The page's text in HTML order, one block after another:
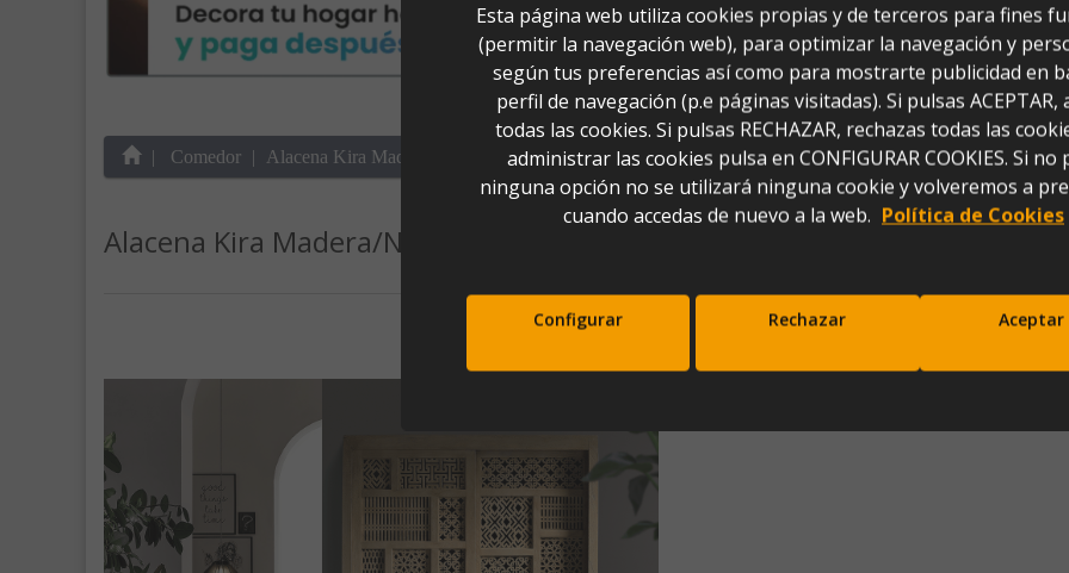
Comedor Alacena Kira Madera/Natural 2 Puertas (140x40x170)
Alacena Kira Madera/Natural 2 Puertas (140x40x170)
Subscríbete a nuestra newsletter y
10% de descuento en tu primera
Esta página web utiliza cookies propias y de terceros para fines
(permitir la navegación web), para optimizar la navegación y
según tus preferencias así como para mostrarte publicidad en
perfil de navegación (p.e páginas visitadas). Si pulsas ACEPTAR,
todas las cookies. Si pulsas RECHAZAR, rechazas todas las
administrar las cookies pulsa en CONFIGURAR COOKIES. Si no
ninguna opción no se utilizará ninguna cookie y volveremos a
cuando accedas de nuevo a la web. Política de Cookies
Configurar Rechazar Aceptar